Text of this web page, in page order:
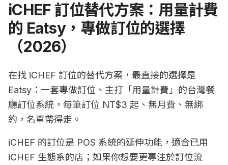
iCHEF 訂位替代方案：用量計費
的 Eatsy，專做訂位的選擇
（2026）
在找 iCHEF 訂位的替代方案，最直接的選擇是
Eatsy：一套專做訂位、主打「用量計費」的台灣餐
廳訂位系統，每筆訂位 NT$3 起、無月費、無綁
約，名單帶得走。
iCHEF 的訂位是 POS 系統的延伸功能，適合已用
iCHEF 生態系的店；如果你想要更專注於訂位流